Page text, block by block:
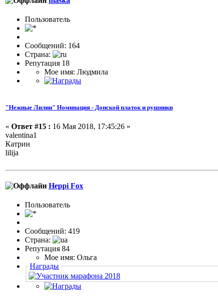
Пользовaтeль
Сообщений: 164
Страна:
Репутация 18
Мое имя: Людмила
"Нежные Лилии" Номинация - Донской платок и рушники
« Ответ #15 : 16 Мая 2018, 17:45:26 »
valentina1
Катрин
lilija
Heppi Fox
Пользовaтeль
Сообщений: 419
Страна:
Репутация 84
Мое имя: Ольга
Награды